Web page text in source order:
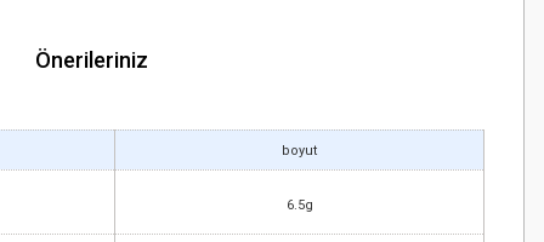
Önerileriniz
boyut
6.5g